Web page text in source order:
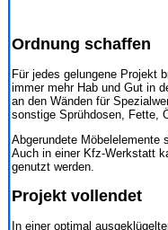
Ordnung schaffen
Für jedes gelungene Projekt
immer mehr Hab und Gut in
an den Wänden für
sonstige Sprühdosen, Fette,
Abgerundete Möbelelemente
Auch in einer Kfz-Werkstatt
genutzt werden.
Projekt vollendet
In einer optimal